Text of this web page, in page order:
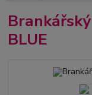
BLUE